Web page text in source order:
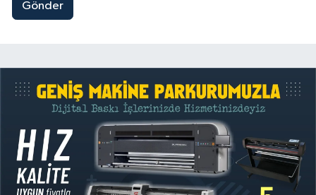
Gönder